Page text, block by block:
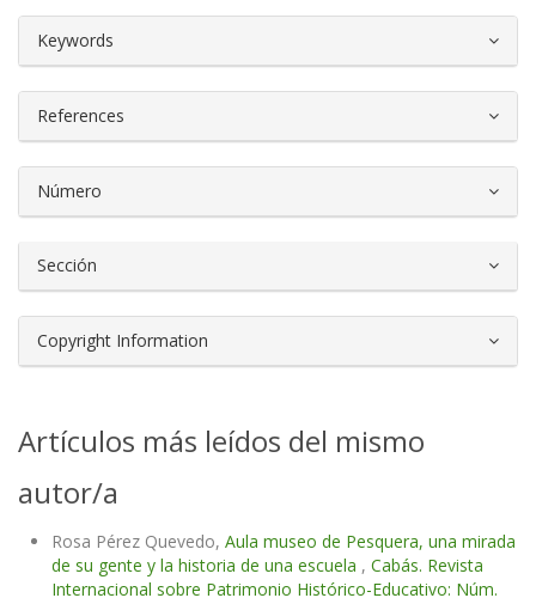
Keywords
References
Número
Sección
Copyright Information
Artículos más leídos del mismo
autor/a
Rosa Pérez Quevedo, Aula museo de Pesquera, una mirada
de su gente y la historia de una escuela , Cabás. Revista
Internacional sobre Patrimonio Histórico-Educativo: Núm.